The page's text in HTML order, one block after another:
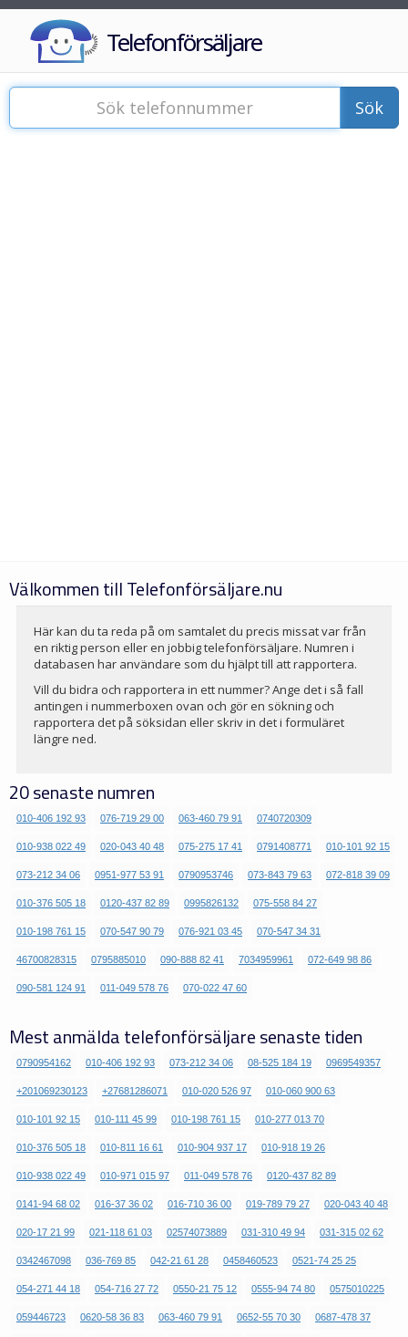
Telefonförsäljare
Sök
Välkommen till Telefonförsäljare.nu
Här kan du ta reda på om samtalet du precis missat var från
en riktig person eller en jobbig telefonförsäljare. Numren i
databasen har användare som du hjälpt till att rapportera.
Vill du bidra och rapportera in ett nummer? Ange det i så fall
antingen i nummerboxen ovan och gör en sökning och
rapportera det på söksidan eller skriv in det i formuläret
längre ned.
20 senaste numren
010-406 192 93 076-719 29 00 063-460 79 91 0740720309
010-938 022 49 020-043 40 48 075-275 17 41 0791408771 010-101 92 15
073-212 34 06 0951-977 53 91 0790953746 073-843 79 63 072-818 39 09
010-376 505 18 0120-437 82 89 0995826132 075-558 84 27
010-198 761 15 070-547 90 79 076-921 03 45 070-547 34 31
46700828315 0795885010 090-888 82 41 7034959961 072-649 98 86
090-581 124 91 011-049 578 76 070-022 47 60
Mest anmälda telefonförsäljare senaste tiden
0790954162 010-406 192 93 073-212 34 06 08-525 184 19 0969549357
+201069230123 +27681286071 010-020 526 97 010-060 900 63
010-101 92 15 010-111 45 99 010-198 761 15 010-277 013 70
010-376 505 18 010-811 16 61 010-904 937 17 010-918 19 26
010-938 022 49 010-971 015 97 011-049 578 76 0120-437 82 89
0141-94 68 02 016-37 36 02 016-710 36 00 019-789 79 27 020-043 40 48
020-17 21 99 021-118 61 03 02574073889 031-310 49 94 031-315 02 62
0342467098 036-769 85 042-21 61 28 0458460523 0521-74 25 25
054-271 44 18 054-716 27 72 0550-21 75 12 0555-94 74 80 0575010225
059446723 0620-58 36 83 063-460 79 91 0652-55 70 30 0687-478 37